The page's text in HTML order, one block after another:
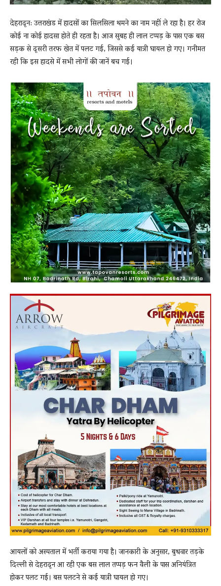
देहरादून: उत्तराखंड में हादसों का सिलसिला थमने का नाम नहीं ले रहा है। हर रोज
कोई ना कोई हादसा होते ही रहता है। आज सुबह ही लाल टप्पड़ के पास एक बस
सड़क से दूसरी तरफ खेत में पलट गई, जिससे कई यात्री घायल हो गए। गनीमत
रही कि इस हादसे में सभी लोगों की जानें बच गई।
आयलों को अस्पताल में भर्ती कराया गया है। जानकारी के अनुसार, बुधवार तड़के
दिल्ली से देहरादून आ रही एक बस लाल तप्पड़ फन वैली के पास अनियंत्रित
होकर पलट गई। बस पलटने से कई यात्री घायल हो गए।